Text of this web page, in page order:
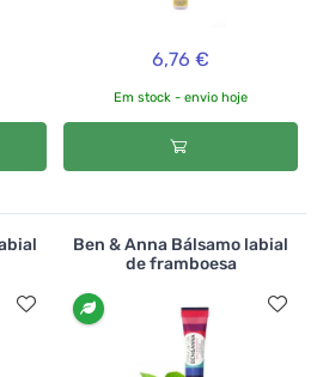
6,76 €
Em stock - envio hoje
Ben & Anna Bálsamo labial
de framboesa